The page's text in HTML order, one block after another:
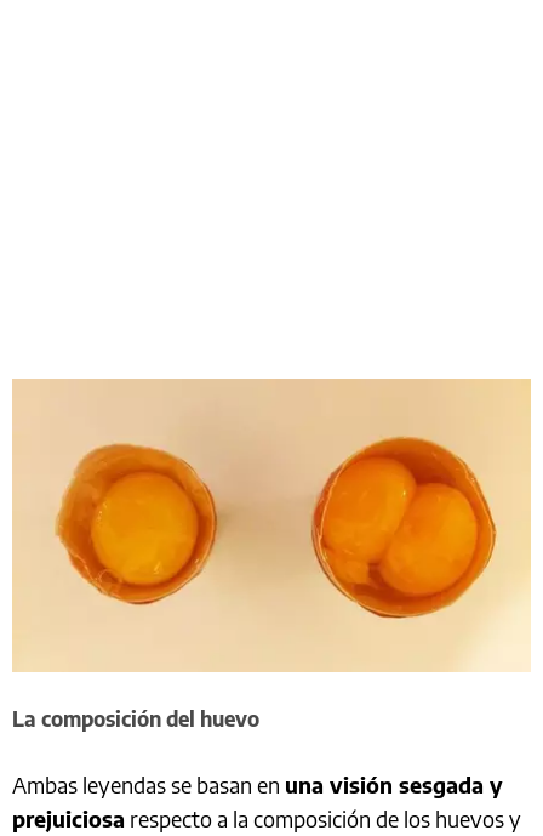
La composición del huevo
Ambas leyendas se basan en una visión sesgada y
prejuiciosa respecto a la composición de los huevos y